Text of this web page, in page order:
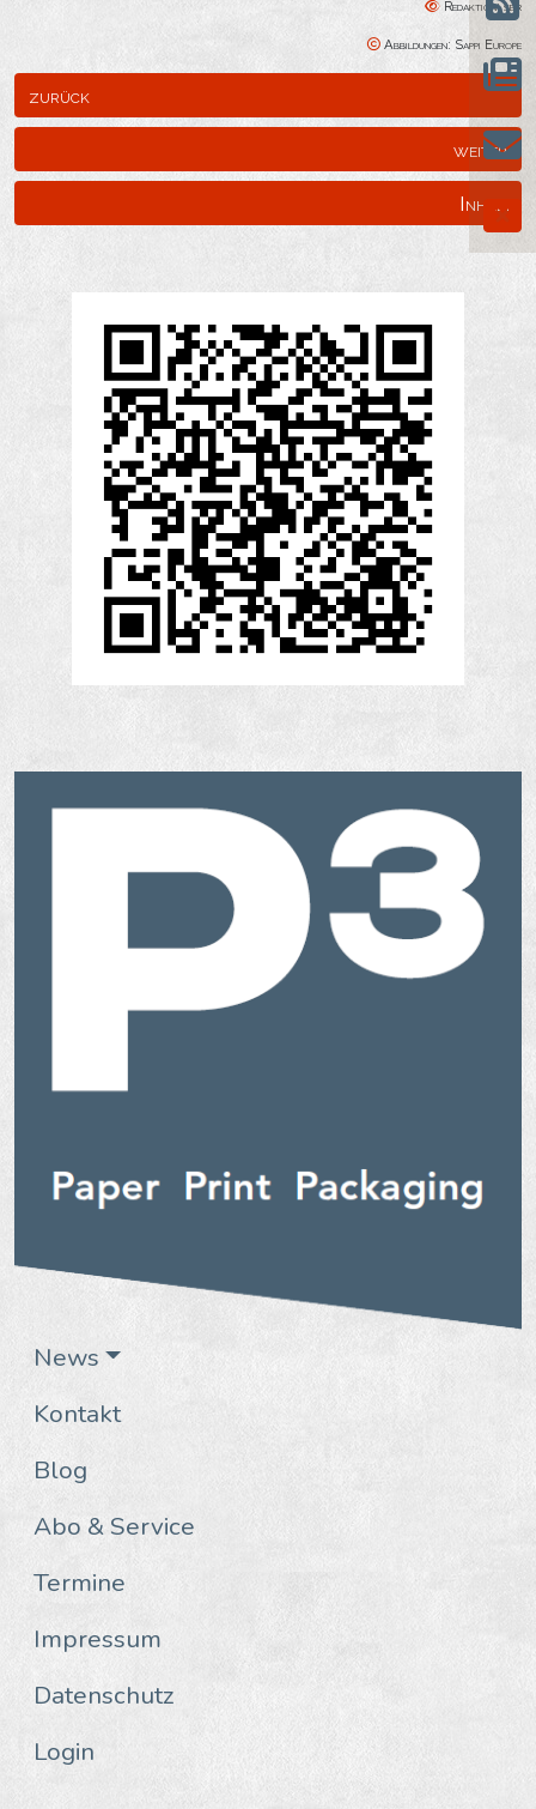
News
Kontakt
Blog
Abo & Service
Termine
Impressum
Datenschutz
Login
Redaktion: sbr
Abbildungen: Sappi Europe
zurück
weiter
Inhalt